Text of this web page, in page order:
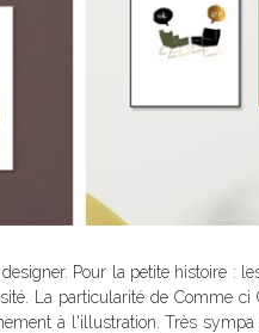
Pour la petite histoire :
La particularité de Comme ci
à l'illustration. Très